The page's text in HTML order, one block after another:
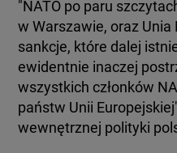
"NATO po paru
w Warszawie, oraz Unia
sankcje, które dalej
ewidentnie inaczej
wszystkich członków
państw Unii
wewnętrznej polityki